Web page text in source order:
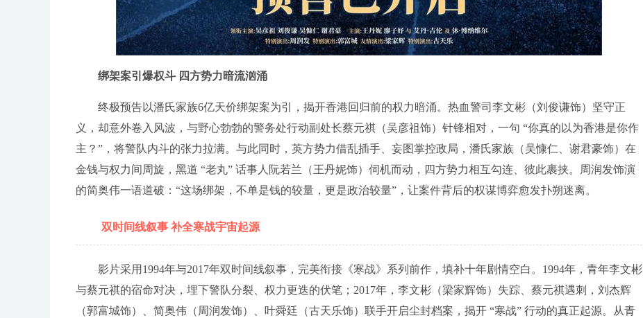
绑架案引爆权斗 四方势力暗流汹涌
终极预告以潘氏家族6亿天价绑架案为引，揭开香港回归前的权力暗涌。热血警司李文彬（刘俊谦饰）坚守正
义，却意外卷入风波，与野心勃勃的警务处行动副处长蔡元祺（吴彦祖饰）针锋相对，一句 “你真的以为香港是你作
主？”，将警队内斗的张力拉满。与此同时，英方势力借乱插手、妄图掌控政局，潘氏家族（吴慷仁、谢君豪饰）在
金钱与权力间周旋，黑道 “老丸” 话事人阮若兰（王丹妮饰）伺机而动，四方势力相互勾连、彼此裹挟。周润发饰演
的简奥伟一语道破：“这场绑架，不单是钱的较量，更是政治较量”，让案件背后的权谋博弈愈发扑朔迷离。
双时间线叙事 补全寒战宇宙起源
影片采用1994年与2017年双时间线叙事，完美衔接《寒战》系列前作，填补十年剧情空白。1994年，青年李文彬
与蔡元祺的宿命对决，埋下警队分裂、权力更迭的伏笔；2017年，李文彬（梁家辉饰）失踪、蔡元祺遇刺，刘杰辉
（郭富城饰）、简奥伟（周润发饰）、叶舜廷（古天乐饰）联手开启尘封档案，揭开 “寒战” 行动的真正起源。从青